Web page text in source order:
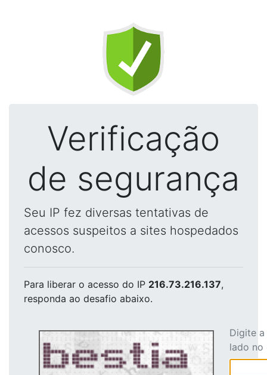
Verificação
de segurança
Seu IP fez diversas tentativas de
acessos suspeitos a sites hospedados
conosco.
Para liberar o acesso do IP 216.73.216.137,
responda ao desafio abaixo.
Digite
lado no